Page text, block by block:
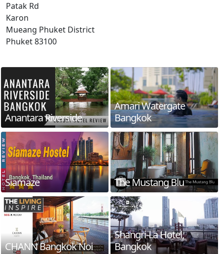
Patak Rd
Karon
Mueang Phuket District
Phuket 83100
Anantara Riverside
Amari Watergate
Bangkok
Siamaze The Mustang Blu
CHANN Bangkok Noi
Shangri-La Hotel,
Bangkok